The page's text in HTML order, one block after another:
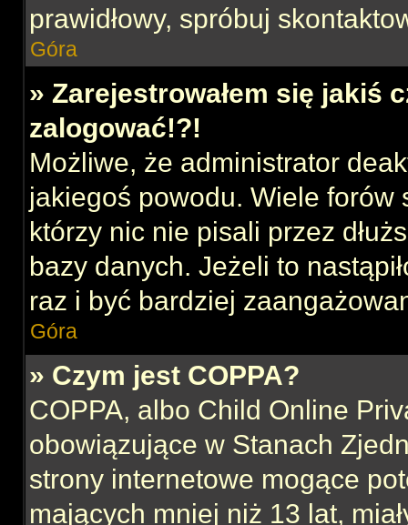
prawidłowy, spróbuj
Góra
» Zarejestrowałem się jakiś
zalogować!?!
Możliwe, że administrator
jakiegoś powodu. Wiele forów
którzy nic nie pisali przez
bazy danych. Jeżeli to
raz i być bardziej
Góra
» Czym jest COPPA?
COPPA, albo Child Online
obowiązujące w Stanach
strony internetowe mogące
mających mniej niż 13 lat,